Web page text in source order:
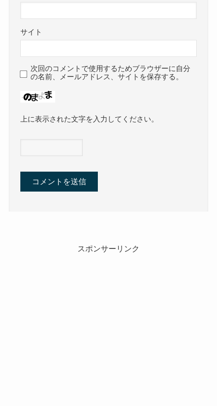
サイト
次回のコメントで使用するためブラウザーに自分
の名前、メールアドレス、サイトを保存する。
上に表示された文字を入力してください。
スポンサーリンク